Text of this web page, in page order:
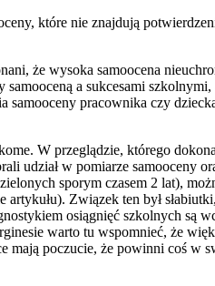
które nie znajdują
że wysoka samoocena
a sukcesami
pracownika czy
W przeglądzie, którego
udział w pomiarze samooceny
sporym czasem 2 lat),
Związek ten był
osiągnięć szkolnych są
warto tu wspomnieć, że
poczucie, że powinni coś w